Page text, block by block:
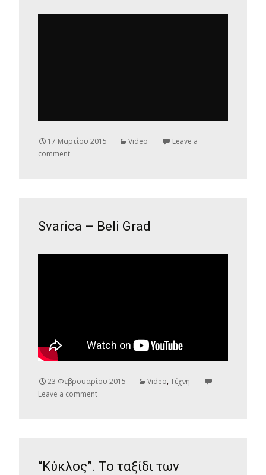
17 Μαρτίου 2015 Video
Leave a
comment
Svarica – Beli Grad
23 Φεβρουαρίου 2015 Video, Τέχνη
Leave a comment
“Κύκλος”. Το ταξίδι των